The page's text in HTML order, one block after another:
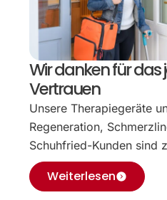
Wir danken für
Vertrauen
Unsere Therapiegeräte
Regeneration,
Schuhfried-Kunden sind
Weiterlesen